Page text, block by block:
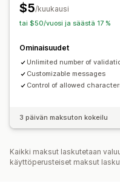
$5/kuukausi
tai $50/vuosi ja säästä 17 %
Ominaisuudet
Unlimited number of
Customizable messages
Control of allowed
3 päivän maksuton kokeilu
Kaikki maksut laskutetaan
käyttöperusteiset maksut